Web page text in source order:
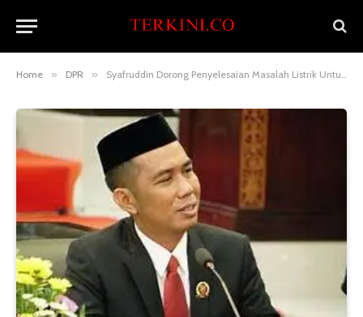
Home » DPR » Syafruddin Dorong Penyelesaian Masalah Listrik Untuk Desa Terpencil di Kalimantan Timur